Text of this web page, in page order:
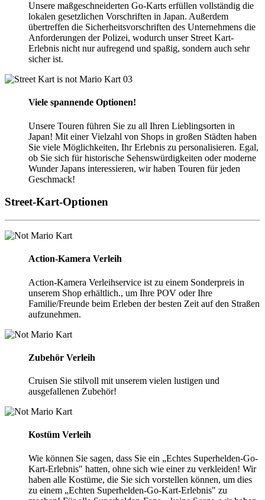
Unsere maßgeschneiderten Go-Karts erfüllen vollständig die
lokalen gesetzlichen Vorschriften in Japan. Außerdem
übertreffen die Sicherheitsvorschriften des Unternehmens die
Anforderungen der Polizei, wodurch unser Street Kart-
Erlebnis nicht nur aufregend und spaßig, sondern auch sehr
sicher ist.
03
Viele spannende Optionen!
Unsere Touren führen Sie zu all Ihren Lieblingsorten in
Japan! Mit einer Vielzahl von Shops in großen Städten haben
Sie viele Möglichkeiten, Ihr Erlebnis zu personalisieren. Egal,
ob Sie sich für historische Sehenswürdigkeiten oder moderne
Wunder Japans interessieren, wir haben Touren für jeden
Geschmack!
Street-Kart-Optionen
Action-Kamera Verleih
Action-Kamera Verleihservice ist zu einem Sonderpreis in
unserem Shop erhältlich., um Ihre POV oder Ihre
Familie/Freunde beim Erleben der besten Zeit auf den Straßen
aufzunehmen.
Zubehör Verleih
Cruisen Sie stilvoll mit unserem vielen lustigen und
ausgefallenen Zubehör!
Kostüm Verleih
Wie können Sie sagen, dass Sie ein „Echtes Superhelden-Go-
Kart-Erlebnis" hatten, ohne sich wie einer zu verkleiden! Wir
haben alle Kostüme, die Sie sich vorstellen können, um dies
zu einem „Echten Superhelden-Go-Kart-Erlebnis" zu